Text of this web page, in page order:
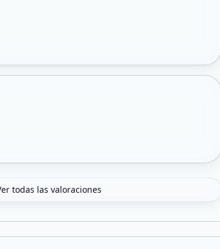
todas las valoraciones